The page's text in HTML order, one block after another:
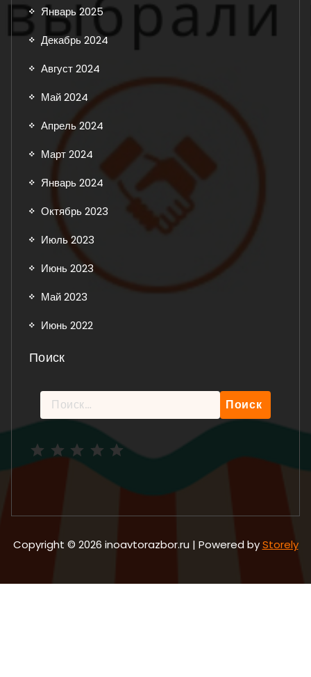
Январь 2025
Декабрь 2024
Август 2024
Май 2024
Апрель 2024
Март 2024
Январь 2024
Октябрь 2023
Июль 2023
Июнь 2023
Май 2023
Июнь 2022
Поиск
Найти:
Copyright © 2026 inoavtorazbor.ru | Powered byStorely